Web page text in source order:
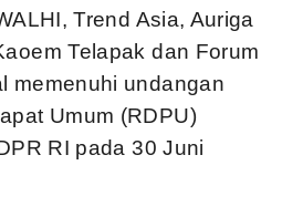
Trend Asia, Auriga
Telapak dan Forum
memenuhi undangan
Umum (RDPU)
RI pada 30 Juni